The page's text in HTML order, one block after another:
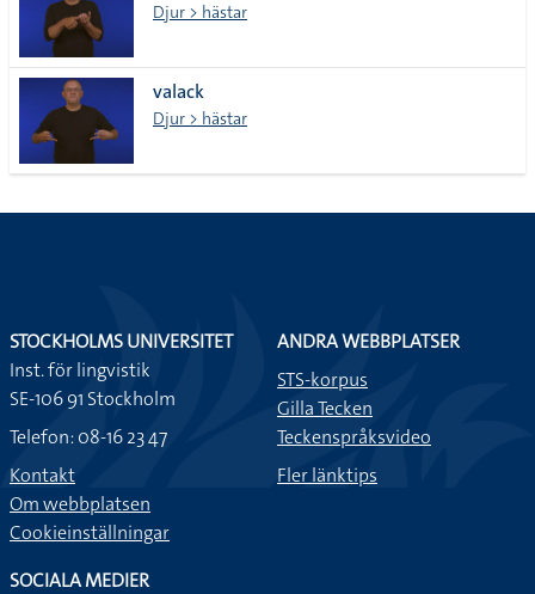
lista
Djur > hästar
valack
Djur > hästar
STOCKHOLMS UNIVERSITET
Inst. för lingvistik
SE-106 91 Stockholm
Telefon: 08-16 23 47
Kontakt
Om webbplatsen
Cookieinställningar
ANDRA WEBBPLATSER
STS-korpus
Gilla Tecken
Teckenspråksvideo
Fler länktips
SOCIALA MEDIER